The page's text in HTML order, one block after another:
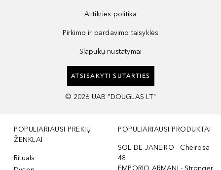
Atitikties politika
Pirkimo ir pardavimo taisyklės
Slapukų nustatymai
ATSISAKYTI SUTARTIES
© 2026 UAB "DOUGLAS LT"
POPULIARIAUSI PREKIŲ
ŽENKLAI
Rituals
POPULIARIAUSI PRODUKTAI
SOL DE JANEIRO - Cheirosa
48
EMPORIO ARMANI - Stronger